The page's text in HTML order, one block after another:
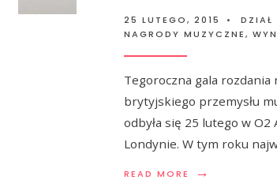
25 LUTEGO, 2015 •
DZIAŁ
NAGRODY MUZYCZNE,
Tegoroczna gala rozdania
brytyjskiego przemysłu
odbyła się 25 lutego w O2
Londynie. W tym roku
READ MORE →